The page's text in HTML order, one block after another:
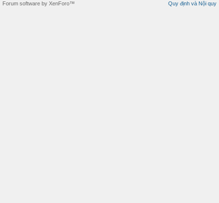
Quy định và Nội quy
Forum software by XenForo™